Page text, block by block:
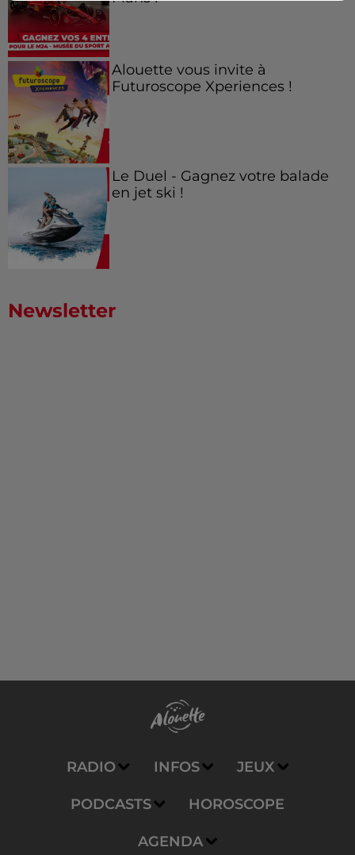
Alouette vous invite à
Futuroscope Xperiences !
Le Duel - Gagnez votre balade
en jet ski !
Newsletter
RADIO INFOS JEUX
PODCASTS HOROSCOPE
AGENDA